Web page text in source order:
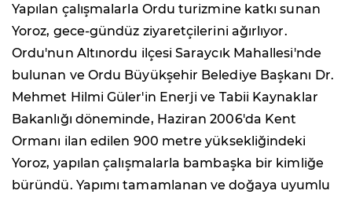
Yapılan çalışmalarla Ordu turizmine katkı sunan
Yoroz, gece-gündüz ziyaretçilerini ağırlıyor.
Ordu'nun Altınordu ilçesi Saraycık Mahallesi'nde
bulunan ve Ordu Büyükşehir Belediye Başkanı Dr.
Mehmet Hilmi Güler'in Enerji ve Tabii Kaynaklar
Bakanlığı döneminde, Haziran 2006'da Kent
Ormanı ilan edilen 900 metre yüksekliğindeki
Yoroz, yapılan çalışmalarla bambaşka bir kimliğe
büründü. Yapımı tamamlanan ve doğaya uyumlu